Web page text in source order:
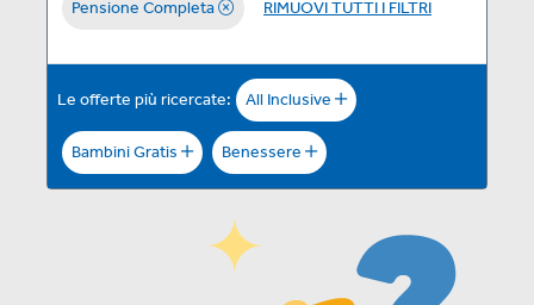
Pensione Completa RIMUOVI TUTTI I FILTRI
Le offerte più ricercate: All Inclusive
Bambini Gratis Benessere